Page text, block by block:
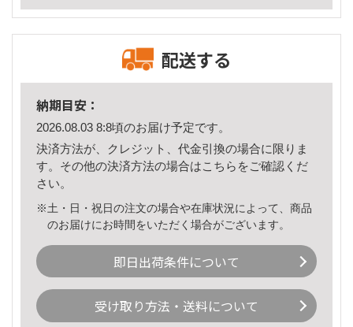
配送する
納期目安：
2026.08.03 8:8頃のお届け予定です。
決済方法が、クレジット、代金引換の場合に限りま
す。その他の決済方法の場合はこちら をご確認くだ
さい。
※土・日・祝日の注文の場合や在庫状況によって、商品
のお届けにお時間をいただく場合がございます。
即日出荷条件について
受け取り方法・送料について